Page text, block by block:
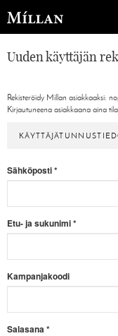
Uuden käyttäjän
Rekisteröidy Millan asiakkaaksi:
Kirjautuneena asiakkaana aina
Sähköposti*
Etu- ja sukunimi*
Kampanjakoodi
Salasana *